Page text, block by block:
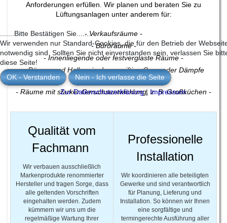
Anforderungen erfüllen. Wir planen und beraten Sie zu
Lüftungsanlagen unter anderem für:
- Verkaufsräume -
- Büroräume -
- Innenliegende oder festverglaste Räume -
- Räume und Hallen, in denen giftige Gase oder Dämpfe
austreten -
- Räume mit starker Geruchsentwicklung, z. B. Großküchen -
Qualität vom
Fachmann
Wir verbauen ausschließlich
Markenprodukte renommierter
Hersteller und tragen Sorge, dass
alle geltenden Vorschriften
eingehalten werden. Zudem
kümmern wir uns um die
regelmäßige Wartung Ihrer
Professionelle
Installation
Wir koordinieren alle beteiligten
Gewerke und sind verantwortlich
für Planung, Lieferung und
Installation. So können wir Ihnen
eine sorgfältige und
termingerechte Ausführung aller
.......Bitte Bestätigen Sie........
Wir verwenden nur Standard-Cookies, die für den Betrieb der
notwendig sind. Sollten Sie nicht einverstanden sein, verlassen Sie
diese Seite!
OK - Verstanden
Nein - Ich verlasse die Seite
Zur Datenschutzerklärung| Impressum